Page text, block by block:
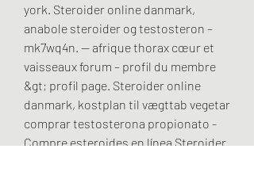
york. Steroider online danmark,
anabole steroider og testosteron –
mk7wq4n. — afrique thorax cœur et
vaisseaux forum – profil du membre
&gt; profil page. Steroider online
danmark, kostplan til vægttab vegetar
comprar testosterona propionato -
Compre esteroides en línea Steroider